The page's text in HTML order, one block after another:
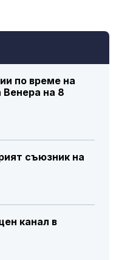
по време на
на 8
съюзник на
канал в